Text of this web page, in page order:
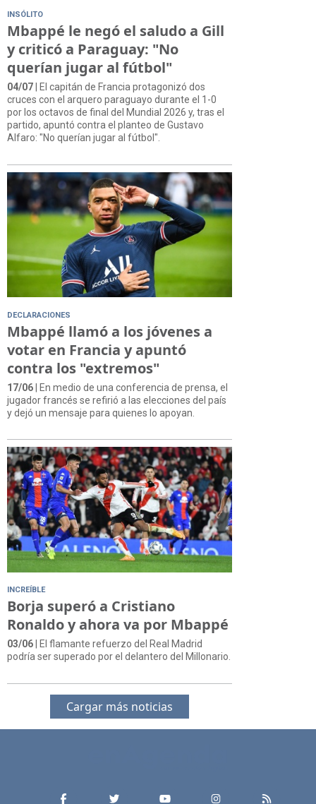
INSÓLITO
Mbappé le negó el saludo a Gill
y criticó a Paraguay: "No
querían jugar al fútbol"
04/07 | El capitán de Francia protagonizó dos
cruces con el arquero paraguayo durante el 1-0
por los octavos de final del Mundial 2026 y, tras el
partido, apuntó contra el planteo de Gustavo
Alfaro: "No querían jugar al fútbol".
DECLARACIONES
Mbappé llamó a los jóvenes a
votar en Francia y apuntó
contra los "extremos"
17/06| En medio de una conferencia de prensa, el
jugador francés se refirió a las elecciones del país
y dejó un mensaje para quienes lo apoyan.
INCREÍBLE
Borja superó a Cristiano
Ronaldo y ahora va por Mbappé
03/06 | El flamante refuerzo del Real Madrid
podría ser superado por el delantero del Millonario.
Cargar más noticias